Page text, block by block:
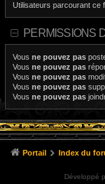
Utilisateurs parcourant ce
PERMISSIONS
Vous ne pouvez pas
Vous ne pouvez pas
Vous ne pouvez pas
Vous ne pouvez pas
Vous ne pouvez pas
Portail Index du
Développé